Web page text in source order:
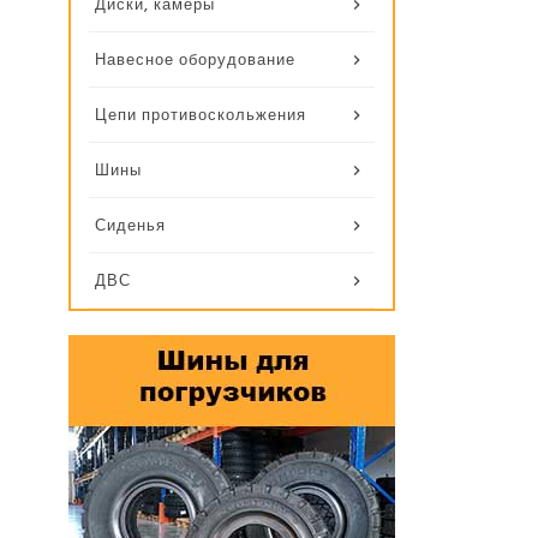
Навесное оборудование
Цепи противоскольжения
Шины
Сиденья
ДВС